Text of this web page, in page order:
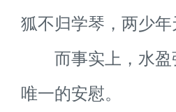
狐不归学琴，两少
而事实上，水盈
唯一的安慰。